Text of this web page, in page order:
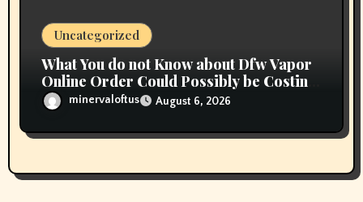
Uncategorized
What You do not Know about Dfw Vapor
Online Order Could Possibly be Costing
To Greater than You Suppose
minervaloftus August 6, 2026